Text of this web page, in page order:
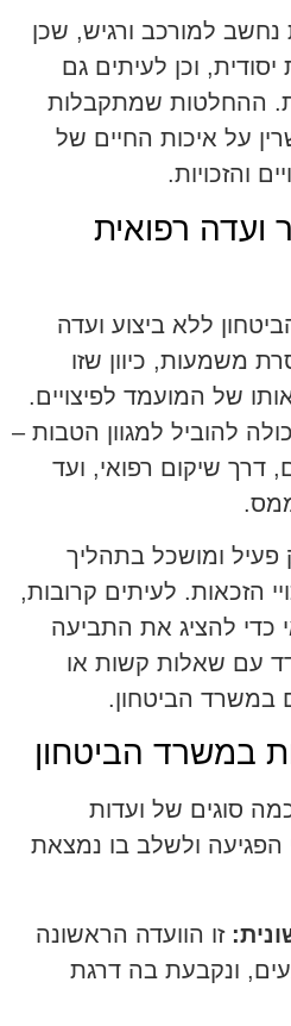
נחשב למורכב ורגיש, שכן
וכן לעיתים גם
ההחלטות שמתקבלות
על איכות החיים של
והזכויות.
ועדה רפואית
ללא ביצוע ועדה
משמעות, כיוון שזו
של המועמד לפיצויים.
להוביל למגוון הטבות –
דרך שיקום רפואי, ועד
ממס.
ומושכל בתהליך
הזכאות. לעיתים קרובות,
כדי להציג את התביעה
עם שאלות קשות או
במשרד הביטחון.
במשרד הביטחון
סוגים של ועדות
הפגיעה ולשלב בו נמצאת
זו הוועדה הראשונה
ונקבעת בה דרגת